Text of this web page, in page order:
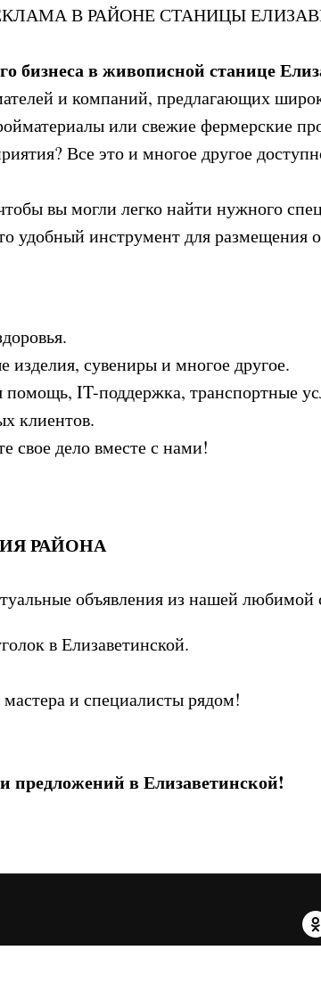
В РАЙОНЕ СТАНИЦЫ
бизнеса в живописной станице
и компаний, предлагающих
или свежие фермерские
Все это и многое другое
вы могли легко найти нужного
удобный инструмент для размещения
изделия, сувениры и многое другое.
помощь, IT-поддержка, транспортные
клиентов.
свое дело вместе с нами!
объявления из нашей любимой
в Елизаветинской.
и специалисты рядом!
предложений в Елизаветинской!
РАЙОНА